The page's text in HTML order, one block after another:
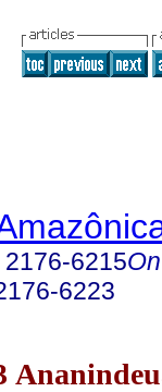
2176-6215
6223